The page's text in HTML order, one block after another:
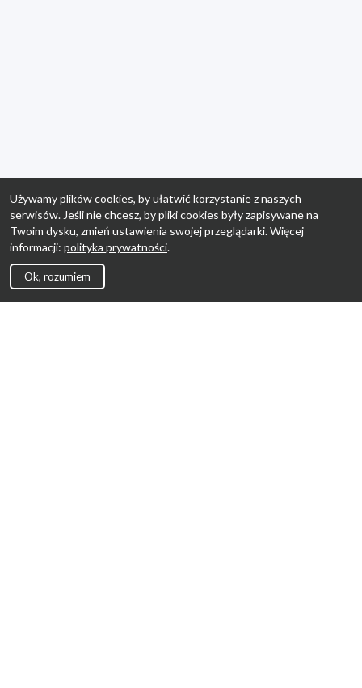
Używamy plików cookies, by ułatwić korzystanie z naszych
serwisów. Jeśli nie chcesz, by pliki cookies były zapisywane na
Twoim dysku, zmień ustawienia swojej przeglądarki. Więcej
informacji: polityka prywatności.
Ok, rozumiem